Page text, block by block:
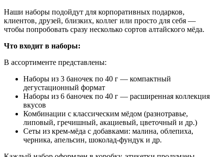
Наши наборы подойдут для корпоративных подарков,
клиентов, друзей, близких, коллег или просто для себя —
чтобы попробовать сразу несколько сортов алтайского мёда.
Что входит в наборы:
В ассортименте представлены:
Наборы из 3 баночек по 40 г — компактный
дегустационный формат
Наборы из 6 баночек по 40 г — расширенная коллекция
вкусов
Комбинации с классическим мёдом (разнотравье,
липовый, гречишный, акациевый, цветочный и др.)
Сеты из крем-мёда с добавками: малина, облепиха,
черника, апельсин, шоколад-фундук и др.